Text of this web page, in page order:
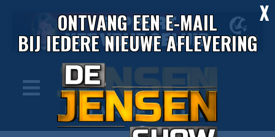
X
ONTVANG EEN E-MAIL
BIJ IEDERE NIEUWE AFLEVERING